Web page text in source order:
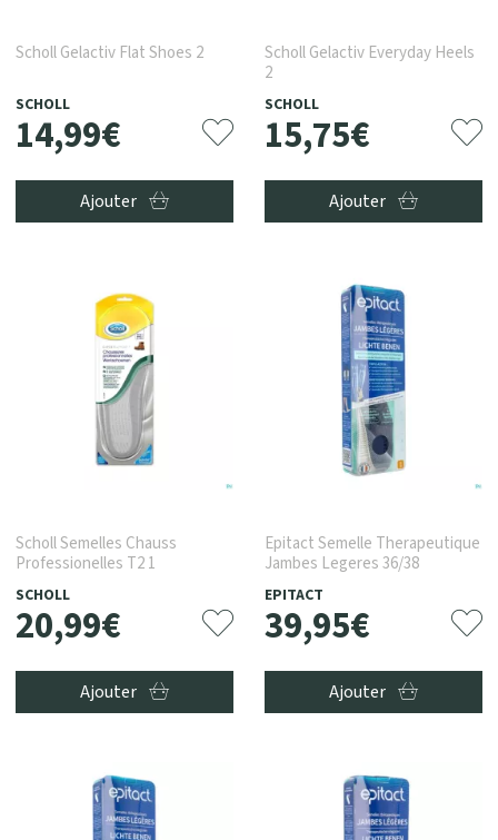
Scholl Gelactiv Flat Shoes 2
SCHOLL
14,99€
Ajouter
Scholl Gelactiv Everyday Heels
2
SCHOLL
15,75€
Ajouter
Scholl Semelles Chauss
Professionelles T2 1
SCHOLL
20,99€
Ajouter
Epitact Semelle Therapeutique
Jambes Legeres 36/38
EPITACT
39,95€
Ajouter